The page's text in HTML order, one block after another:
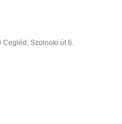
Cegléd, Szolnoki út 6.